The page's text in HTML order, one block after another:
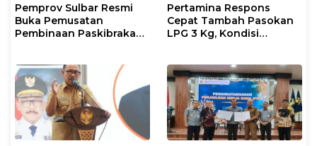
Pemprov Sulbar Resmi
Buka Pemusatan
Pembinaan Paskibraka
Pertamina Respons
Cepat Tambah Pasokan
LPG 3 Kg, Kondisi